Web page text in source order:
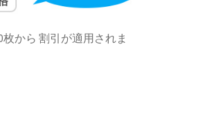
から 割引が適用されま